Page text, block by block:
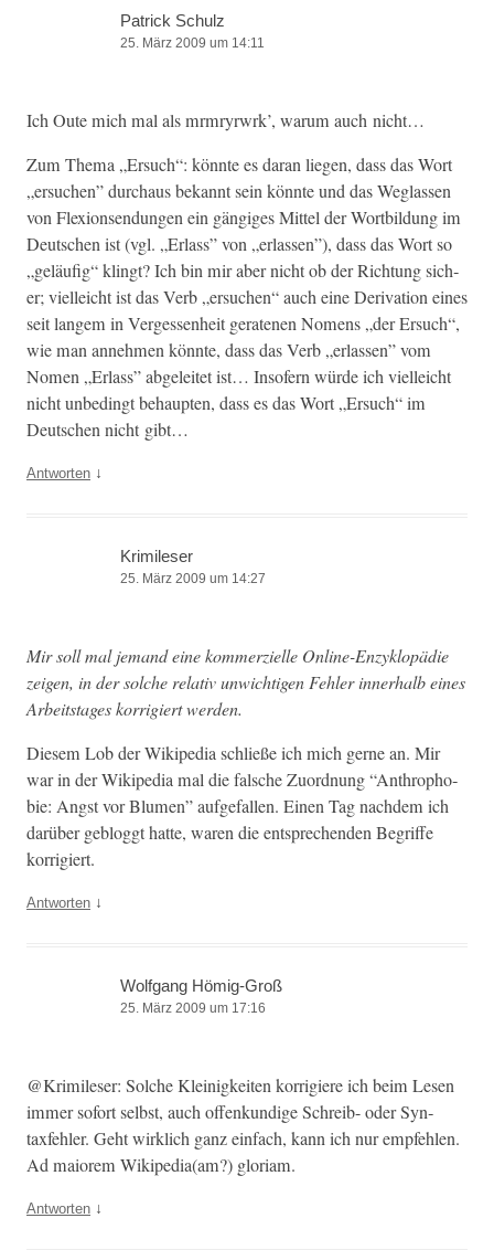
Patrick Schulz
25. März 2009 um 14:11
Ich Oute mich mal als mrm­ryr­wrk’, warum auch nicht…
Zum The­ma „Ersuch“: kön­nte es daran liegen, dass das Wort
„ersuchen” dur­chaus bekan­nt sein kön­nte und das Weglassen
von Flex­ion­sendun­gen ein gängiges Mit­tel der Wort­bil­dung im
Deutschen ist (vgl. „Erlass” von „erlassen”), dass das Wort so
„geläu­fig“ klingt? Ich bin mir aber nicht ob der Rich­tung sich­
er; vielle­icht ist das Verb „ersuchen“ auch eine Deriva­tion eines
seit langem in Vergessen­heit ger­ate­nen Nomens „der Ersuch“,
wie man annehmen kön­nte, dass das Verb „erlassen” vom
Nomen „Erlass” abgeleit­et ist… Insofern würde ich vielle­icht
nicht unbe­d­ingt behaupten, dass es das Wort „Ersuch“ im
Deutschen nicht gibt…
Antworten ↓
Krimileser
25. März 2009 um 14:27
Mir soll mal jemand eine kom­merzielle Online-Enzyk­lopädie
zeigen, in der solche rel­a­tiv unwichti­gen Fehler inner­halb eines
Arbeit­stages kor­rigiert werden.
Diesem Lob der Wikipedia schließe ich mich gerne an. Mir
war in der Wikipedia mal die falsche Zuord­nung “Anthro­pho­
bie: Angst vor Blu­men” aufge­fall­en. Einen Tag nach­dem ich
darüber geblog­gt hat­te, waren die entsprechen­den Begriffe
korrigiert.
Antworten ↓
Wolfgang Hömig-Groß
25. März 2009 um 17:16
@Krimileser: Solche Kleinigkeit­en kor­rigiere ich beim Lesen
immer sofort selb­st, auch offenkundi­ge Schreib- oder Syn­
taxfehler. Geht wirk­lich ganz ein­fach, kann ich nur empfehlen.
Ad maiorem Wikipedia(am?) gloriam.
Antworten ↓